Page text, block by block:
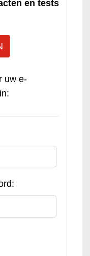
en tests
uw e-